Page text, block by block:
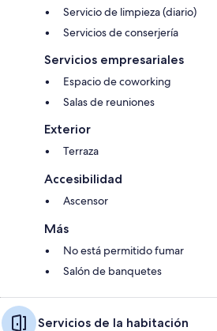
Servicio de limpieza (diario)
Servicios de conserjería
Servicios empresariales
Espacio de coworking
Salas de reuniones
Exterior
Terraza
Accesibilidad
Ascensor
Más
No está permitido fumar
Salón de banquetes
Servicios de la habitación